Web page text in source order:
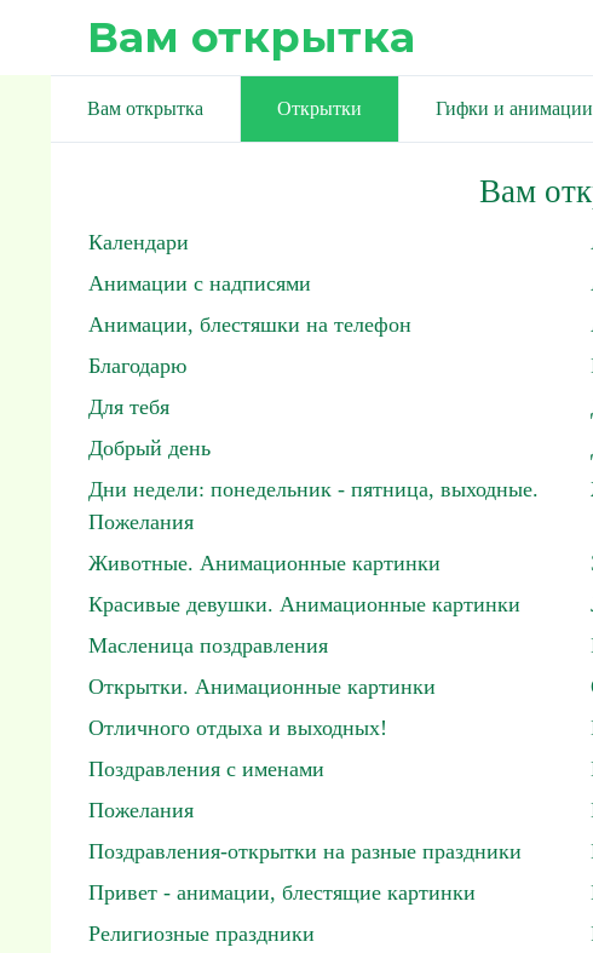
Вам открытка
Вам открытка Открытки Гифки и анимации
Вам
Календари
Анимации с надписями
Анимации, блестяшки на телефон
Благодарю
Для тебя
Добрый день
Дни недели: понедельник - пятница, выходные.
Пожелания
Животные. Анимационные картинки
Красивые девушки. Анимационные картинки
Масленица поздравления
Открытки. Анимационные картинки
Отличного отдыха и выходных!
Поздравления с именами
Пожелания
Поздравления-открытки на разные праздники
Привет - анимации, блестящие картинки
Религиозные праздники